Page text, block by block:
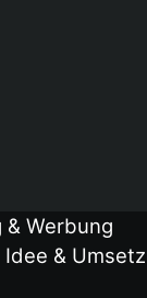
& Werbung
&